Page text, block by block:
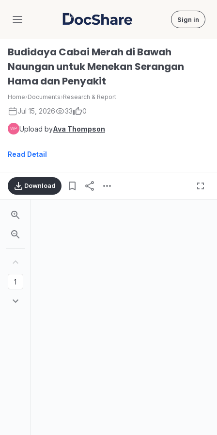
DocShare Sign in
Budidaya Cabai Merah di Bawah
Naungan untuk Menekan Serangan
Hama dan Penyakit
Home›Documents›Research & Report
Jul 15, 2026 33 0
Upload byAva Thompson
Read Detail
Download